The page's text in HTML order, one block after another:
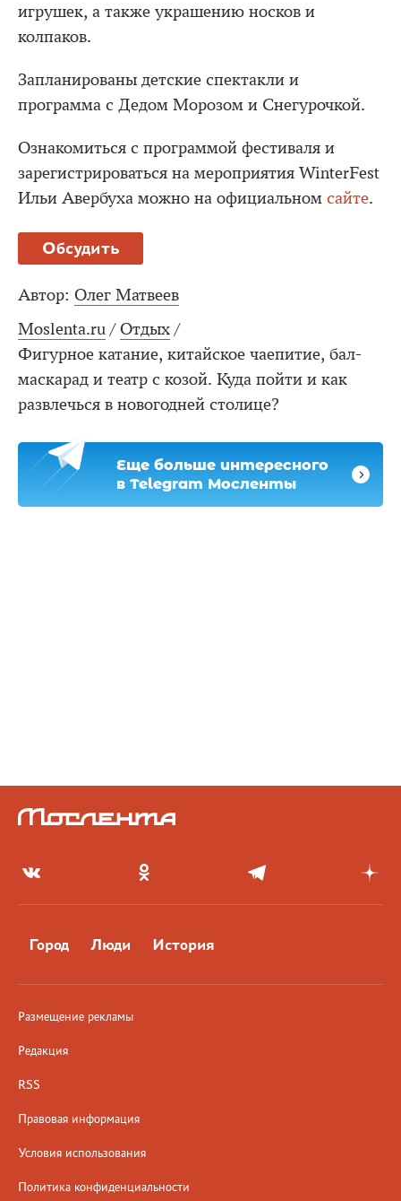
игрушек, а также украшению носков и
колпаков.
Запланированы детские спектакли и
программа с Дедом Морозом и Снегурочкой.
Ознакомиться с программой фестиваля и
зарегистрироваться на мероприятия WinterFest
Ильи Авербуха можно на официальном сайте.
Обсудить
Автор: Олег Матвеев
Moslenta.ru / Отдых /
Фигурное катание, китайское чаепитие, бал-
маскарад и театр с козой. Куда пойти и как
развлечься в новогодней столице?
Еще больше интересного
в Telegram Мосленты
Город Люди История
Размещение рекламы
Редакция
RSS
Правовая информация
Условия использования
Политика конфиденциальности